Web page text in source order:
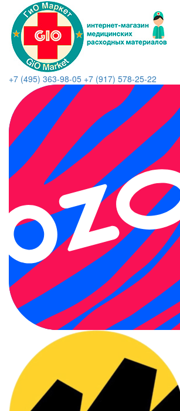
+7 (495) 363-98-05 +7 (917) 578-25-22